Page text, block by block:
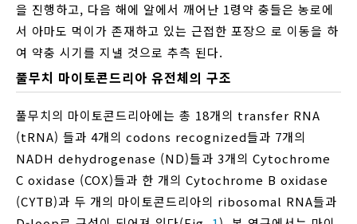
을 진행하고, 다음 해에 알에서 깨어난 1령약 충들은 농로에
서 아마도 먹이가 존재하고 있는 근접한 포장으 로 이동을 하
여 약충 시기를 지낼 것으로 추측 된다.
풀무치 마이토콘드리아 유전체의 구조
풀무치의 마이토콘드리아에는 총 18개의 transfer RNA
(tRNA) 들과 4개의 codons recognized들과 7개의
NADH dehydrogenase (ND)들과 3개의 Cytochrome
C oxidase (COX)들과 한 개의 Cytochrome B oxidase
(CYTB)과 두 개의 마이토콘드리아의 ribosomal RNA들과